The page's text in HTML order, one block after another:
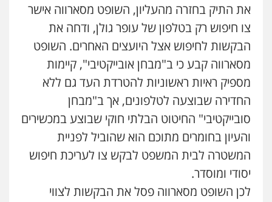
את התיק בחזרה מהעליון, השופט מסארווה אישר
צו חיפוש רק בטלפון של עופר גולן, ודחה את
הבקשות לחיפוש אצל היועצים האחרים. השופט
מסארווה קבע כי ב"מבחן אובייקטיבי", קיימות
מספיק ראיות ראשוניות להטרדת העד גם ללא
החדירה שבוצעה לטלפונים, אך ב"מבחן
סובייקטיבי" החיטוט הבלתי חוקי שבוצע במכשירים
והעיון בחומרים מתוכם הוא שהוביל לפניית
המשטרה לבית המשפט לבקש צו לעריכת חיפוש
יסודי ומוסדר.
לכן השופט מסארווה פסל את הבקשות לצווי